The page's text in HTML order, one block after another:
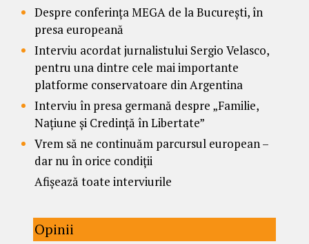
Despre conferința MEGA de la București, în
presa europeană
Interviu acordat jurnalistului Sergio Velasco,
pentru una dintre cele mai importante
platforme conservatoare din Argentina
Interviu în presa germană despre „Familie,
Națiune și Credință în Libertate”
Vrem să ne continuăm parcursul european –
dar nu în orice condiții
Afișează toate interviurile
Opinii